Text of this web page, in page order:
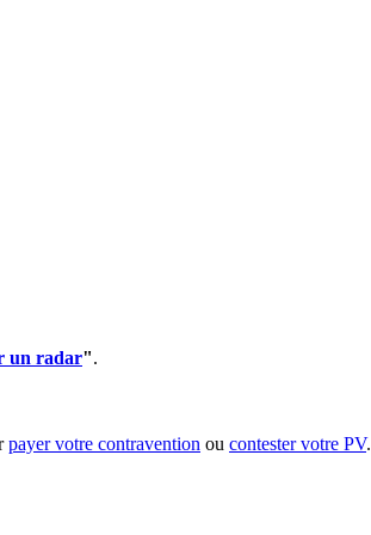
un radar".
payer votre contravention ou contester votre PV.